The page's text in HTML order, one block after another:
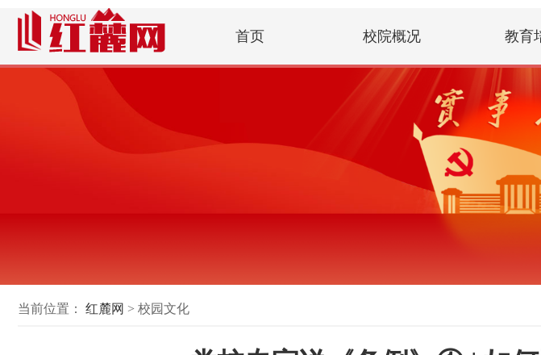
首页 校院概况 教育
当前位置： 红麓网 > 校园文化